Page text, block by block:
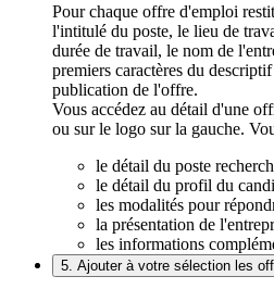
Pour chaque offre d'emploi
l'intitulé du poste, le lieu de
durée de travail, le nom de
premiers caractères du
publication de l'offre.
Vous accédez au détail d'une
ou sur le logo sur la gauche.
le détail du poste
le détail du profil du
les modalités pour
la présentation de
les informations
5. Ajouter à votre sélection les